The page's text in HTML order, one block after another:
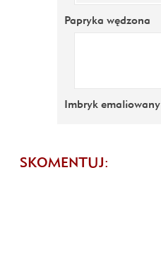
Papryka wędzona
Imbryk emaliowany
SKOMENTUJ: